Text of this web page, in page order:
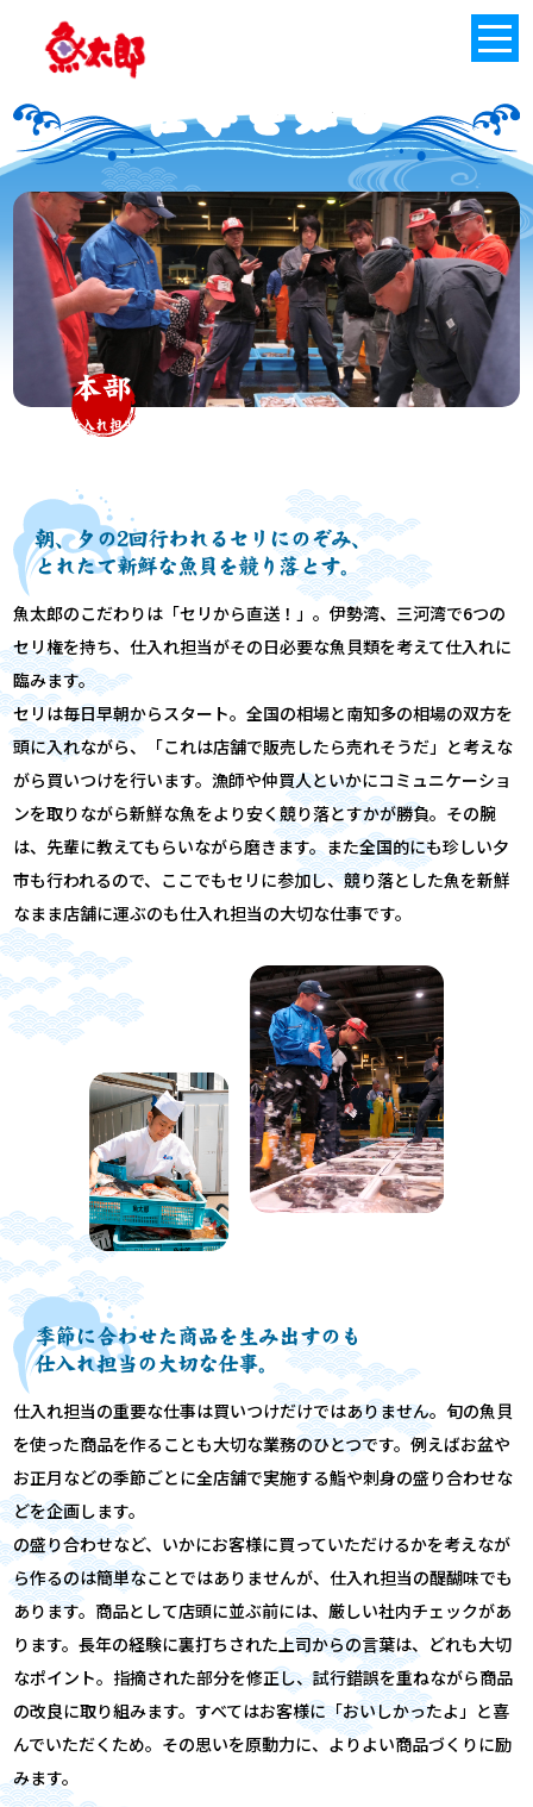
Menu
仕事を知る
本部
（仕入れ担当）
朝、夕の2回行われるセリにのぞみ、
とれたて新鮮な魚貝を競り落とす。
魚太郎のこだわりは「セリから直送！」。伊勢湾、三河湾で6つの
セリ権を持ち、仕入れ担当がその日必要な魚貝類を考えて仕入れに
臨みます。
セリは毎日早朝からスタート。全国の相場と南知多の相場の双方を
頭に入れながら、「これは店舗で販売したら売れそうだ」と考えな
がら買いつけを行います。漁師や仲買人といかにコミュニケーショ
ンを取りながら新鮮な魚をより安く競り落とすかが勝負。その腕
は、先輩に教えてもらいながら磨きます。また全国的にも珍しい夕
市も行われるので、ここでもセリに参加し、競り落とした魚を新鮮
なまま店舗に運ぶのも仕入れ担当の大切な仕事です。
季節に合わせた商品を生み出すのも
仕入れ担当の大切な仕事。
仕入れ担当の重要な仕事は買いつけだけではありません。旬の魚貝
を使った商品を作ることも大切な業務のひとつです。例えばお盆や
お正月などの季節ごとに全店舗で実施する鮨や刺身の盛り合わせな
どを企画します。
の盛り合わせなど、いかにお客様に買っていただけるかを考えなが
ら作るのは簡単なことではありませんが、仕入れ担当の醍醐味でも
あります。商品として店頭に並ぶ前には、厳しい社内チェックがあ
ります。長年の経験に裏打ちされた上司からの言葉は、どれも大切
なポイント。指摘された部分を修正し、試行錯誤を重ねながら商品
の改良に取り組みます。すべてはお客様に「おいしかったよ」と喜
んでいただくため。その思いを原動力に、よりよい商品づくりに励
みます。